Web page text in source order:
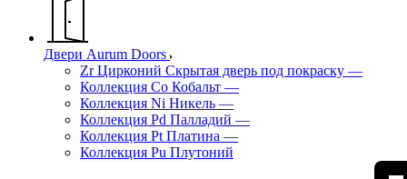
Двери Aurum Doors
Zr Цирконий Скрытая дверь под покраску —
Коллекция Co Кобальт —
Коллекция Ni Никель —
Коллекция Pd Палладий —
Коллекция Pt Платина —
Коллекция Pu Плутоний